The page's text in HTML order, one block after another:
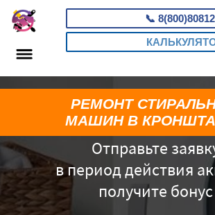
📞
Отправьте
в период действия
получите бонус
РЕМОНТ
МАШИН В